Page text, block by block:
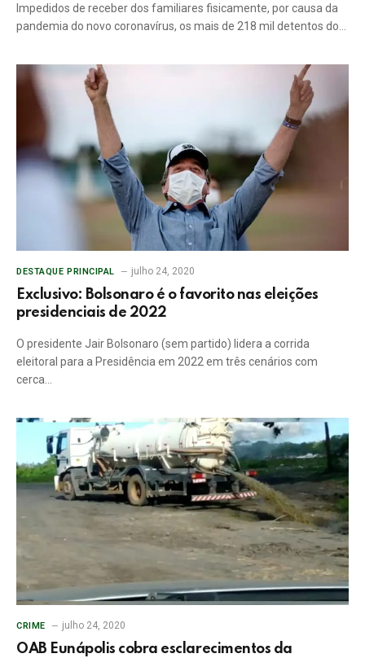
Impedidos de receber dos familiares fisicamente, por causa da
pandemia do novo coronavírus, os mais de 218 mil detentos do…
DESTAQUE PRINCIPAL julho 24, 2020
Exclusivo: Bolsonaro é o favorito nas eleições
presidenciais de 2022
O presidente Jair Bolsonaro (sem partido) lidera a corrida
eleitoral para a Presidência em 2022 em três cenários com
cerca…
CRIME julho 24, 2020
OAB Eunápolis cobra esclarecimentos da